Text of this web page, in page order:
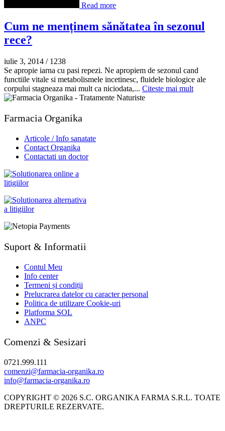
Read more
Cum ne menținem sănătatea în sezonul
rece?
iulie 3, 2014 / 1238
Se apropie iarna cu pasi repezi. Ne apropiem de sezonul cand
functiile vitale si metabolismele incetinesc, fluidele biologice ale
corpului stagneaza mai mult ca niciodata,... Citeste mai mult
Farmacia Organika
Articole / Info sanatate
Contact Organika
Contactati un doctor
Suport & Informatii
Contul Meu
Info center
Termeni și condiții
Prelucrarea datelor cu caracter personal
Politica de utilizare Cookie-uri
Platforma SOL
ANPC
Comenzi & Sesizari
0721.999.111
comenzi@farmacia-organika.ro
info@farmacia-organika.ro
COPYRIGHT © 2026 S.C. ORGANIKA FARMA S.R.L. TOATE
DREPTURILE REZERVATE.